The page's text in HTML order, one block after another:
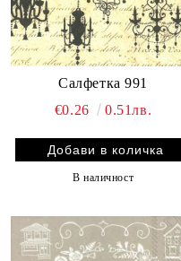
Салфетка 991
€0.26
0.51лв.
В наличност